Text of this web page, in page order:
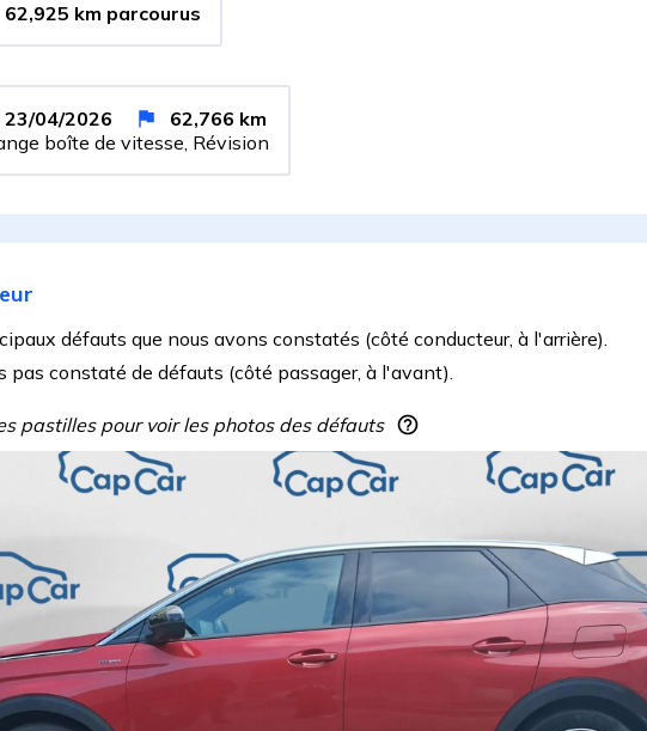
62,925 km parcourus
23/04/2026 62,766 km
boîte de vitesse, Révision
défauts que nous avons constatés (côté conducteur, à l'arrière).
pas constaté de défauts (côté passager, à l'avant).
pastilles pour voir les photos des défauts